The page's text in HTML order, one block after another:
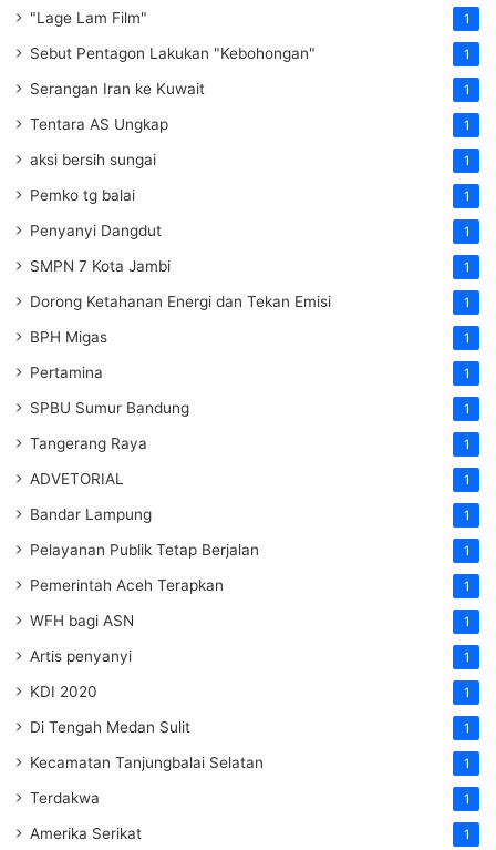
"Lage Lam Film" 1
Sebut Pentagon Lakukan "Kebohongan" 1
Serangan Iran ke Kuwait 1
Tentara AS Ungkap 1
aksi bersih sungai 1
Pemko tg balai 1
Penyanyi Dangdut 1
SMPN 7 Kota Jambi 1
Dorong Ketahanan Energi dan Tekan Emisi 1
BPH Migas 1
Pertamina 1
SPBU Sumur Bandung 1
Tangerang Raya 1
ADVETORIAL 1
Bandar Lampung 1
Pelayanan Publik Tetap Berjalan 1
Pemerintah Aceh Terapkan 1
WFH bagi ASN 1
Artis penyanyi 1
KDI 2020 1
Di Tengah Medan Sulit 1
Kecamatan Tanjungbalai Selatan 1
Terdakwa 1
Amerika Serikat 1